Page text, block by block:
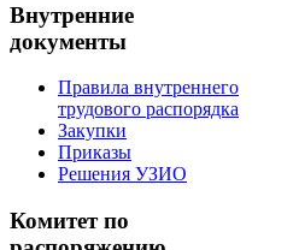
Внутренние
документы
Правила внутреннего
трудового распорядка
Закупки
Приказы
Решения УЗИО
Комитет по